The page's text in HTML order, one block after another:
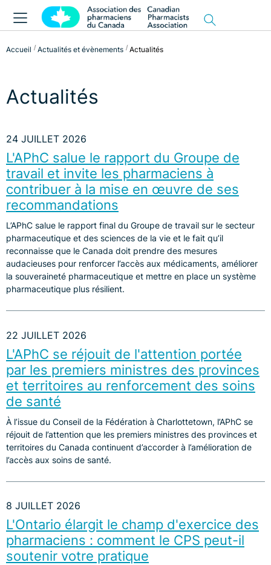
Accueil Actualités et évènements Actualités
Actualités
24 JUILLET 2026
L'APhC salue le rapport du Groupe de
travail et invite les pharmaciens à
contribuer à la mise en œuvre de ses
recommandations
L’APhC salue le rapport final du Groupe de travail sur le secteur
pharmaceutique et des sciences de la vie et le fait qu’il
reconnaisse que le Canada doit prendre des mesures
audacieuses pour renforcer l’accès aux médicaments, améliorer
la souveraineté pharmaceutique et mettre en place un système
pharmaceutique plus résilient.
22 JUILLET 2026
L'APhC se réjouit de l'attention portée
par les premiers ministres des provinces
et territoires au renforcement des soins
de santé
À l’issue du Conseil de la Fédération à Charlottetown, l’APhC se
réjouit de l’attention que les premiers ministres des provinces et
territoires du Canada continuent d’accorder à l’amélioration de
l’accès aux soins de santé.
8 JUILLET 2026
L'Ontario élargit le champ d'exercice des
pharmaciens : comment le CPS peut-il
soutenir votre pratique